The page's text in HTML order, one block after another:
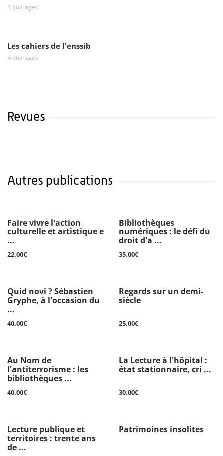
4 ouvrages
Les cahiers de l'enssib
4 ouvrages
Revues
Autres publications
Faire vivre l'action
culturelle et artistique e
...
22.00€
Bibliothèques
numériques : le défi du
droit d'a ...
35.00€
Quid novi ? Sébastien
Gryphe, à l'occasion du
...
40.00€
Regards sur un demi-
siècle
25.00€
Au Nom de
l'antiterrorisme : les
bibliothèques ...
40.00€
La Lecture à l'hôpital :
état stationnaire, cri ...
30.00€
Lecture publique et
territoires : trente ans
de ...
Patrimoines insolites